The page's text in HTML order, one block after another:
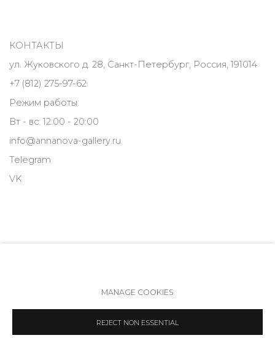
КОНТАКТЫ
ул. Жуковского д. 28, Санкт-Петербург, Россия, 191014
+7 (812) 275-97-62
Режим работы:
Вт - вс: 12:00 - 20:00
info@annanova-gallery.ru
Telegram
VK
COPYRIGHT © 2026 ANNA NOVA GALLERY SITE BY ARTLOGIC
MANAGE COOKIES
REJECT NON ESSENTIAL